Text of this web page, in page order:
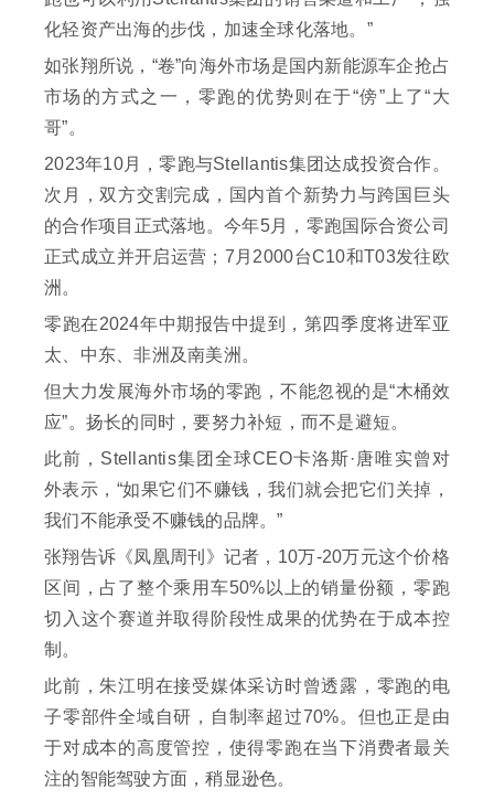
化轻资产出海的步伐，加速全球化落地。”
如张翔所说，“卷”向海外市场是国内新能源车企抢占
市场的方式之一，零跑的优势则在于“傍”上了“大
哥”。
2023年10月，零跑与Stellantis集团达成投资合作。
次月，双方交割完成，国内首个新势力与跨国巨头
的合作项目正式落地。今年5月，零跑国际合资公司
正式成立并开启运营；7月2000台C10和T03发往欧
洲。
零跑在2024年中期报告中提到，第四季度将进军亚
太、中东、非洲及南美洲。
但大力发展海外市场的零跑，不能忽视的是“木桶效
应”。扬长的同时，要努力补短，而不是避短。
此前，Stellantis集团全球CEO卡洛斯·唐唯实曾对
外表示，“如果它们不赚钱，我们就会把它们关掉，
我们不能承受不赚钱的品牌。”
张翔告诉《凤凰周刊》记者，10万-20万元这个价格
区间，占了整个乘用车50%以上的销量份额，零跑
切入这个赛道并取得阶段性成果的优势在于成本控
制。
此前，朱江明在接受媒体采访时曾透露，零跑的电
子零部件全域自研，自制率超过70%。但也正是由
于对成本的高度管控，使得零跑在当下消费者最关
注的智能驾驶方面，稍显逊色。